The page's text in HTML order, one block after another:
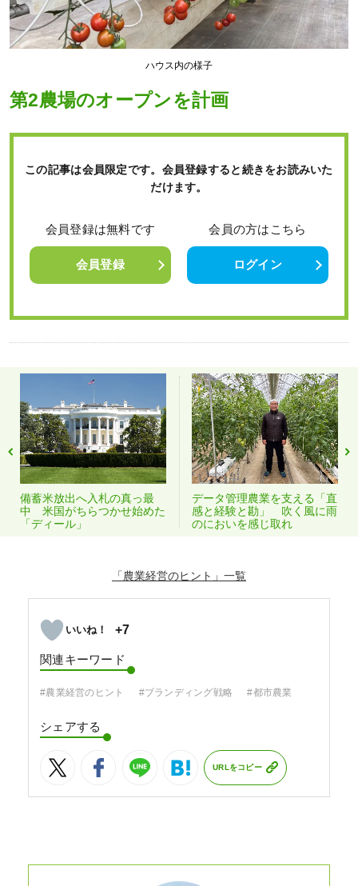
ハウス内の様子
第2農場のオープンを計画
この記事は会員限定です。会員登録すると続きをお読みいた
だけます。
会員登録は無料です
会員登録
会員の方はこちら
ログイン
備蓄米放出へ入札の真っ最
中 米国がちらつかせ始めた
「ディール」
データ管理農業を支える「直
感と経験と勘」 吹く風に雨
のにおいを感じ取れ
「農業経営のヒント」
+7
関連キーワード
#農業経営のヒント #ブランディング戦略 #都市農業
シェアする
URLをコピー